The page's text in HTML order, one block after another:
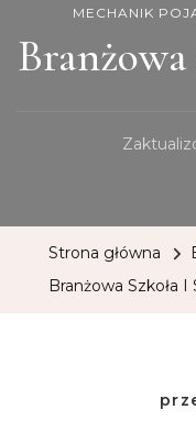
MECHANIK
Strona główna
Branżowa Szkoła I